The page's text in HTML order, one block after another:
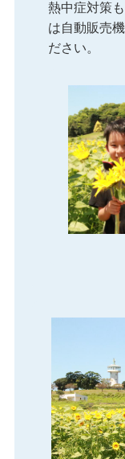
熱中症対策
は自動販売
ださい。